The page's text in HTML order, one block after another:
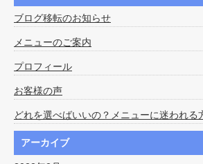
ブログ移転のお知らせ
メニューのご案内
プロフィール
お客様の声
どれを選べばいいの？メニューに迷われる
アーカイブ